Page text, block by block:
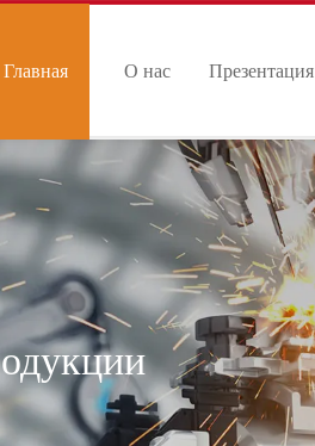
Главная
страница
О нас Презентация
продукции